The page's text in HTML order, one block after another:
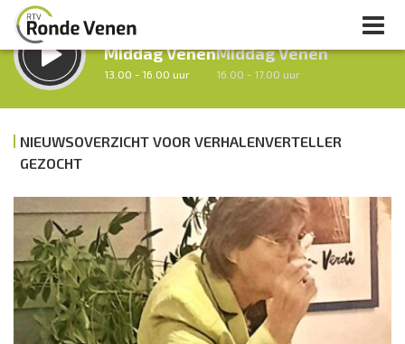
LUISTER LIVE:
Middag Venen
13.00 - 16.00 uur
Middag Venen
16.00 - 17.00 uur
Inklappen
NIEUWSOVERZICHT VOOR VERHALENVERTELLER
GEZOCHT